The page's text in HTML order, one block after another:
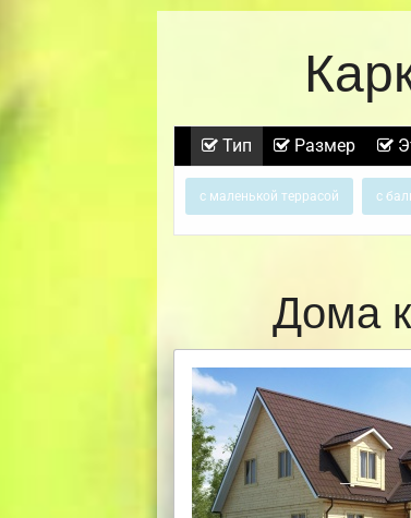
Тип Размер
с маленькой террасой с
Дома